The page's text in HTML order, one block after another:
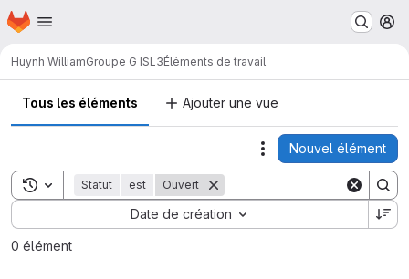
Passer au contenu principal
Page d'accueil
Huynh WilliamGroupe G ISL3Éléments de travail
Tous les éléments Ajouter une vue
Actions
Nouvel élément
Toggle search history
Statut est Ouvert
Date de création
Sort by:
0 élément